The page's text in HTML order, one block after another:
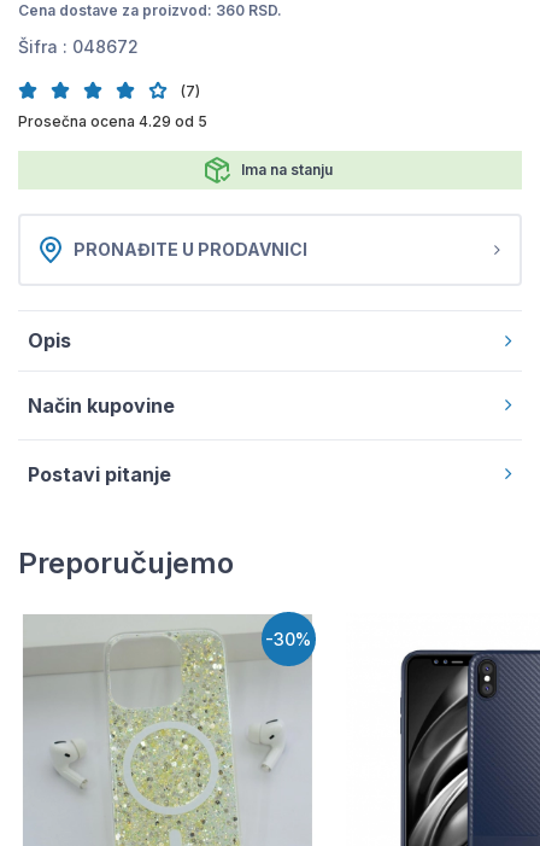
Cena dostave za proizvod: 360 RSD.
Šifra : 048672
(7)
Prosečna ocena 4.29 od 5
Ima na stanju
PRONAĐITE U PRODAVNICI
Opis
Način kupovine
Postavi pitanje
Preporučujemo
-30%